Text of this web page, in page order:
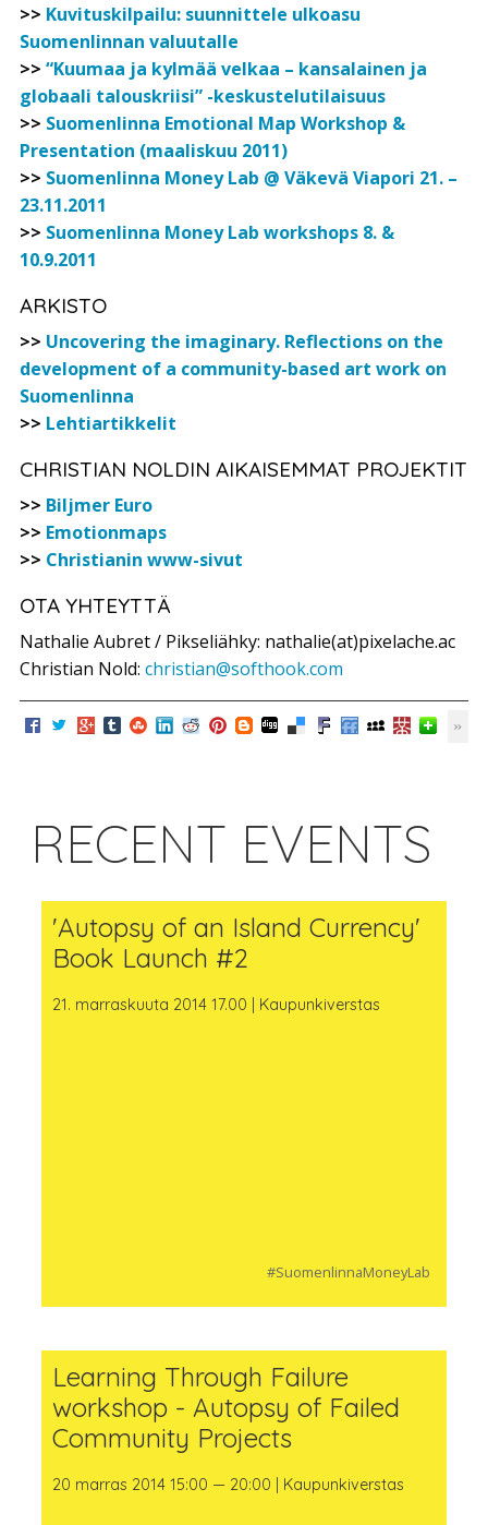
>> Kuvituskilpailu: suunnittele ulkoasu
Suomenlinnan valuutalle
>> “Kuumaa ja kylmää velkaa – kansalainen ja
globaali talouskriisi” -keskustelutilaisuus
>> Suomenlinna Emotional Map Workshop &
Presentation (maaliskuu 2011)
>> Suomenlinna Money Lab @ Väkevä Viapori 21. –
23.11.2011
>> Suomenlinna Money Lab workshops 8. &
10.9.2011
ARKISTO
>> Uncovering the imaginary. Reflections on the
development of a community-based art work on
Suomenlinna
>> Lehtiartikkelit
CHRISTIAN NOLDIN AIKAISEMMAT PROJEKTIT
>> Biljmer Euro
>> Emotionmaps
>> Christianin www-sivut
OTA YHTEYTTÄ
Nathalie Aubret / Pikseliähky: nathalie(at)pixelache.ac
Christian Nold: christian@softhook.com
RECENT EVENTS
'Autopsy of an Island Currency'
Book Launch #2
21. marraskuuta 2014 17.00 | Kaupunkiverstas
#SuomenlinnaMoneyLab
Learning Through Failure
workshop - Autopsy of Failed
Community Projects
20 marras 2014 15:00 — 20:00 | Kaupunkiverstas